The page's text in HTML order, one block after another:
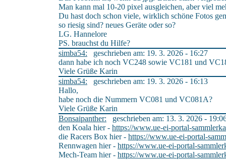
Man kann mal 10-20 pixel ausgleichen, aber viel
Du hast doch schon viele, wirklich schöne Fotos
so riesig sind? neues Geräte oder so?
LG. Hannelore
PS. brauchst du Hilfe?
simba54: geschrieben am: 19. 3. 2026 - 16:27
dann habe ich noch VC248 sowie VC181 und
Viele Grüße Karin
simba54: geschrieben am: 19. 3. 2026 - 16:13
Hallo,
habe noch die Nummern VC081 und VC081A?
Viele Grüße Karin
Bonsaipanther: geschrieben am: 13. 3. 2026 -
den Koala hier - https://www.ue-ei-portal-
die Racers Box hier - https://www.ue-ei-portal-
Rennwagen hier - https://www.ue-ei-portal-
Mech-Team hier - https://www.ue-ei-portal-